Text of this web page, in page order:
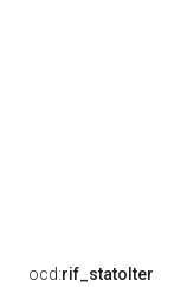
ocd:rif_statoIter